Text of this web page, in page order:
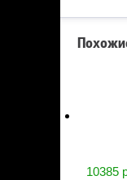
10385